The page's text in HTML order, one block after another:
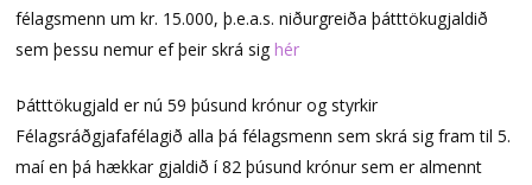
félagsmenn um kr. 15.000, þ.e.a.s. niðurgreiða þátttökugjaldið
sem þessu nemur ef þeir skrá sighér
Þátttökugjald er nú 59 þúsund krónur og styrkir
Félagsráðgjafafélagið alla þá félagsmenn sem skrá sig fram til 5.
maí en þá hækkar gjaldið í 82 þúsund krónur sem er almennt